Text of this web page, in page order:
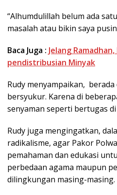
“Alhumdulillah belum ada
masalah atau bikin saya
Baca Juga : Jelang
pendistribusian Minyak
Rudy menyampaikan,
bersyukur. Karena di
senyaman seperti bertugas
Rudy juga mengingatkan,
radikalisme, agar Pakor
pemahaman dan edukasi
perbedaan agama maupun
dilingkungan masing-masing.